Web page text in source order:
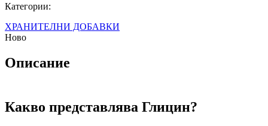
Категории:
ХРАНИТЕЛНИ ДОБАВКИ
Ново
Описание
Какво представлява Глицин?